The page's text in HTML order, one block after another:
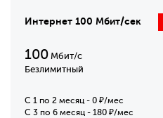
Интернет 100 Мбит/сек
100 Мбит/с
Безлимитный
C 1 по 2 месяц - 0 ₽/мес
С 3 по 6 месяц - 180 ₽/мес